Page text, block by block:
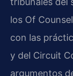
los Of
con las
y del Circuit
argumentos